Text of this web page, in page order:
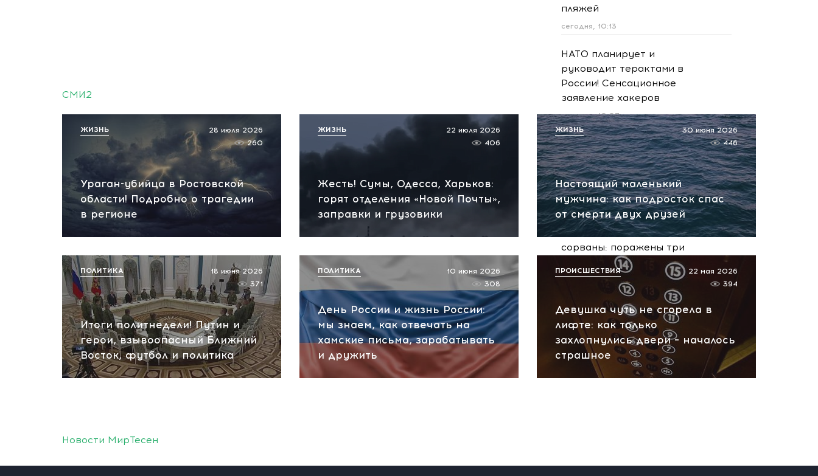
пляжей
сегодня, 10:13
НАТО планирует и
руководит терактами в
России! Сенсационное
заявление хакеров
сегодня, 10:07
Подпольный криптоцентр в
башнях «Москва-Сити»:
задержаны более 20
человек
сегодня, 09:57
Сейчас! Поставки для ВСУ
сорваны: поражены три
сухогруза и судно в порту
Николаева
СМИ2
Ураган-убийца в Ростовской
области! Подробно о трагедии
в регионе
28 июля 2026
260
ЖИЗНЬ
Жесть! Сумы, Одесса, Харьков:
горят отделения «Новой Почты»,
заправки и грузовики
22 июля 2026
406
ЖИЗНЬ
Настоящий маленький
мужчина: как подросток спас
от смерти двух друзей
30 июня 2026
446
ЖИЗНЬ
Итоги политнедели! Путин и
герои, взывоопасный Ближний
Восток, футбол и политика
18 июня 2026
371
ПОЛИТИКА
День России и жизнь России:
мы знаем, как отвечать на
хамские письма, зарабатывать
и дружить
10 июня 2026
308
ПОЛИТИКА
Девушка чуть не сгорела в
лифте: как только
захлопнулись двери – началось
страшное
22 мая 2026
394
ПРОИСШЕСТВИЯ
Новости МирТесен